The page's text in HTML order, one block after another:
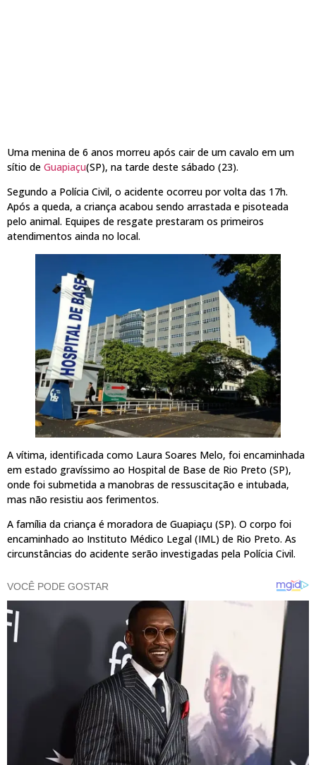
Uma menina de 6 anos morreu após cair de um cavalo em um
sítio de Guapiaçu(SP), na tarde deste sábado (23).
Segundo a Polícia Civil, o acidente ocorreu por volta das 17h.
Após a queda, a criança acabou sendo arrastada e pisoteada
pelo animal. Equipes de resgate prestaram os primeiros
atendimentos ainda no local.
A vítima, identificada como Laura Soares Melo, foi encaminhada
em estado gravíssimo ao Hospital de Base de Rio Preto (SP),
onde foi submetida a manobras de ressuscitação e intubada,
mas não resistiu aos ferimentos.
A família da criança é moradora de Guapiaçu (SP). O corpo foi
encaminhado ao Instituto Médico Legal (IML) de Rio Preto. As
circunstâncias do acidente serão investigadas pela Polícia Civil.